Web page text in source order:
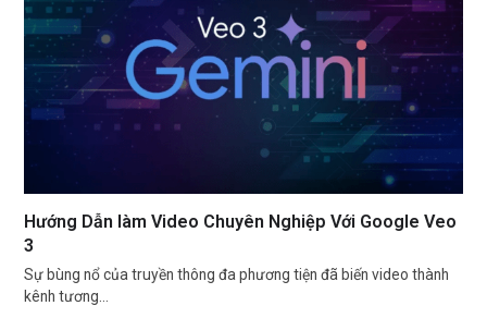
Hướng Dẫn làm Video Chuyên Nghiệp Với Google Veo
3
Sự bùng nổ của truyền thông đa phương tiện đã biến video thành
kênh tương…